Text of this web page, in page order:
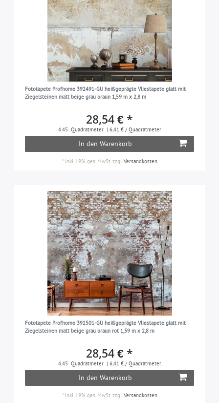
Fototapete Profhome 392491-GU heißgeprägte Vliestapete glatt mit
Ziegelsteinen matt beige grau braun 1,59 m x 2,8 m
28,54 € *
4.45 Quadratmeter | 6,41 € / Quadratmeter
In den Warenkorb
* inkl. 19% ges. MwSt.zzgl.Versandkosten
Fototapete Profhome 392501-GU heißgeprägte Vliestapete glatt mit
Ziegelsteinen matt beige grau braun rot 1,59 m x 2,8 m
28,54 € *
4.45 Quadratmeter | 6,41 € / Quadratmeter
In den Warenkorb
* inkl. 19% ges. MwSt. zzgl. Versandkosten